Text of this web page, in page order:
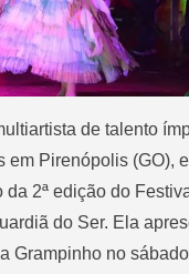
de talento
em Pirenópolis (GO),
da 2ª edição do
do Ser. Ela
Grampinho no